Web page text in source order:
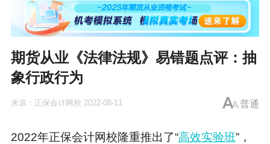
期货从业《法律法规》易错题点评：抽
象行政行为
普通
来源： 正保会计网校 2022-08-11
2022年正保会计网校隆重推出了“高效实验班”，